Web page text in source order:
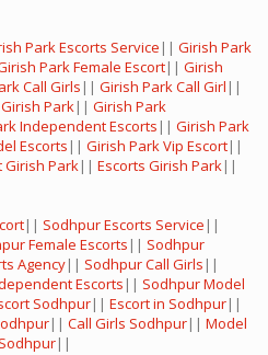
Park Escorts Service || Girish Park
Park Female Escort|| Girish
Call Girls || Girish Park Call Girl ||
Park|| Girish Park
Independent Escorts || Girish Park
Escorts || Girish Park Vip Escort||
Girish Park|| Escorts Girish Park||
|| Sodhpur Escorts Service ||
Female Escorts || Sodhpur
Agency|| Sodhpur Call Girls ||
Escorts || Sodhpur Model
Sodhpur|| Escort in Sodhpur||
|| Call Girls Sodhpur|| Model
||